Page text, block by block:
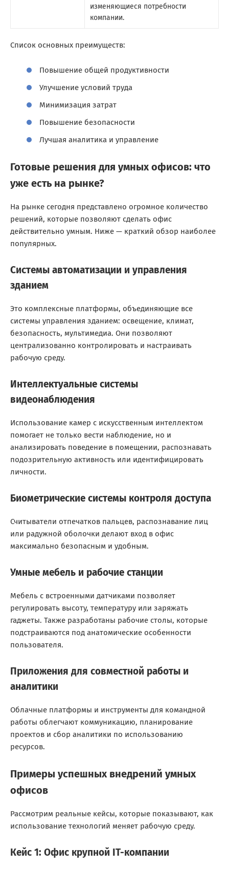
изменяющиеся потребности
компании.
Список основных преимуществ:
Повышение общей продуктивности
Улучшение условий труда
Минимизация затрат
Повышение безопасности
Лучшая аналитика и управление
Готовые решения для умных офисов: что
уже есть на рынке?
На рынке сегодня представлено огромное количество
решений, которые позволяют сделать офис
действительно умным. Ниже — краткий обзор наиболее
популярных.
Системы автоматизации и управления
зданием
Это комплексные платформы, объединяющие все
системы управления зданием: освещение, климат,
безопасность, мультимедиа. Они позволяют
централизованно контролировать и настраивать
рабочую среду.
Интеллектуальные системы
видеонаблюдения
Использование камер с искусственным интеллектом
помогает не только вести наблюдение, но и
анализировать поведение в помещении, распознавать
подозрительную активность или идентифицировать
личности.
Биометрические системы контроля доступа
Считыватели отпечатков пальцев, распознавание лиц
или радужной оболочки делают вход в офис
максимально безопасным и удобным.
Умные мебель и рабочие станции
Мебель с встроенными датчиками позволяет
регулировать высоту, температуру или заряжать
гаджеты. Также разработаны рабочие столы, которые
подстраиваются под анатомические особенности
пользователя.
Приложения для совместной работы и
аналитики
Облачные платформы и инструменты для командной
работы облегчают коммуникацию, планирование
проектов и сбор аналитики по использованию
ресурсов.
Примеры успешных внедрений умных
офисов
Рассмотрим реальные кейсы, которые показывают, как
использование технологий меняет рабочую среду.
Кейс 1: Офис крупной IT-компании